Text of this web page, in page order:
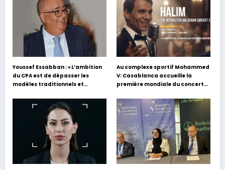
Youssef Essabban : « L’ambition
du CPA est de dépasser les
modèles traditionnels et
s’appuyant sur le partage des
expériences »
Au complexe sportif Mohammed
V: Casablanca accueille la
première mondiale du concert
Hafez